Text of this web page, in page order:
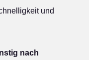
und
nach